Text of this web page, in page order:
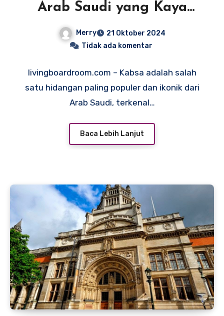
Arab Saudi yang Kaya
Rasa dan Tradisi
Merry
21 Oktober 2024
Tidak ada komentar
livingboardroom.com – Kabsa adalah salah
satu hidangan paling populer dan ikonik dari
Arab Saudi, terkenal…
Baca Lebih Lanjut